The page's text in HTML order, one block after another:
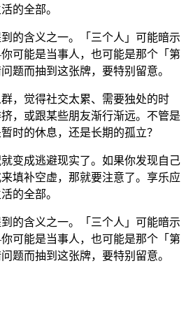
的全部。
的含义之一。「三个人」可能暗示
可能是当事人，也可能是那个「第
题而抽到这张牌，要特别留意。
，觉得社交太累、需要独处的时
，或跟某些朋友渐行渐远。不管是
时的休息，还是长期的孤立？
变成逃避现实了。如果你发现自己
填补空虚，那就要注意了。享乐应
的全部。
的含义之一。「三个人」可能暗示
可能是当事人，也可能是那个「第
题而抽到这张牌，要特别留意。